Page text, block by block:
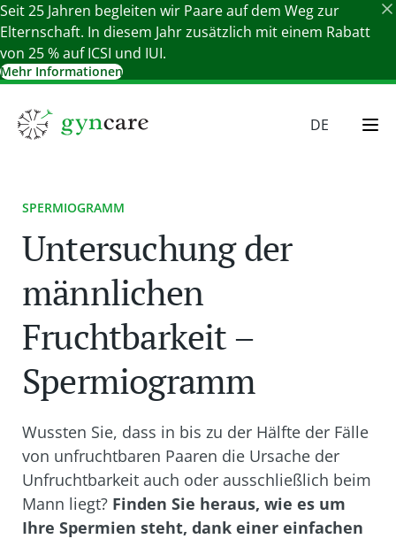
Seit 25 Jahren begleiten wir Paare auf dem Weg zur
Elternschaft. In diesem Jahr zusätzlich mit einem Rabatt
von 25 % auf ICSI und IUI.
Mehr Informationen
DE
SPERMIOGRAMM
Untersuchung der
männlichen
Fruchtbarkeit –
Spermiogramm
Wussten Sie, dass in bis zu der Hälfte der Fälle
von unfruchtbaren Paaren die Ursache der
Unfruchtbarkeit auch oder ausschließlich beim
Mann liegt? Finden Sie heraus, wie es um
Ihre Spermien steht, dank einer einfachen